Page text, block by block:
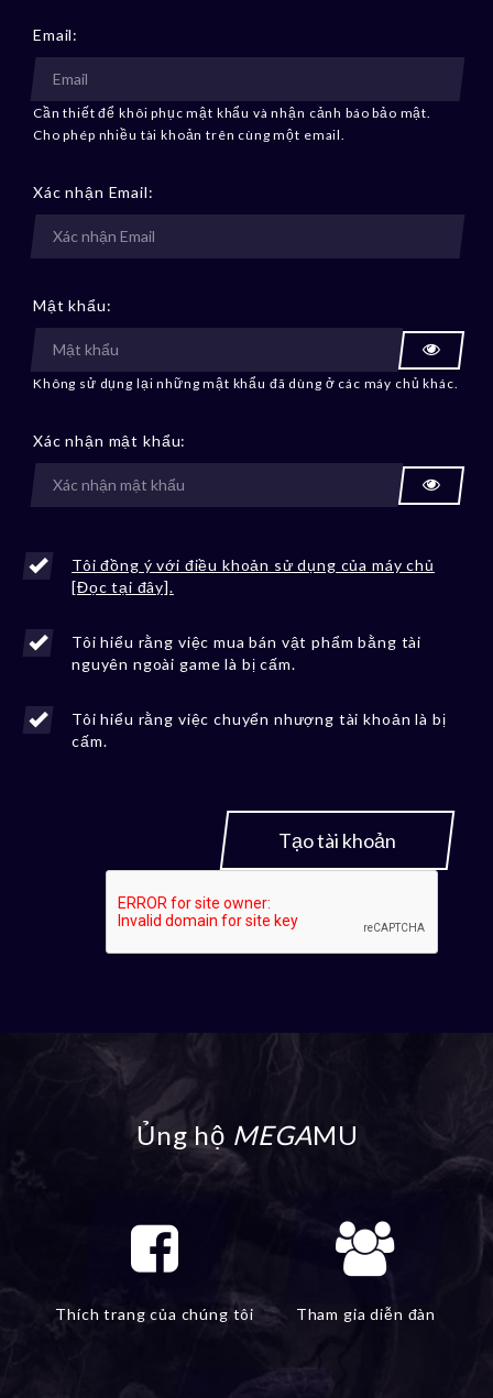
Email:
Cần thiết để khôi phục mật khẩu và nhận cảnh báo bảo mật.
Cho phép nhiều tài khoản trên cùng một email.
Xác nhận Email:
Mật khẩu:
Không sử dụng lại những mật khẩu đã dùng ở các máy chủ khác.
Xác nhận mật khẩu:
Tôi đồng ý với điều khoản sử dụng của máy chủ
[Đọc tại đây].
Tôi hiểu rằng việc mua bán vật phẩm bằng tài
nguyên ngoài game là bị cấm.
Tôi hiểu rằng việc chuyển nhượng tài khoản là bị
cấm.
Tạo tài khoản
Ủng hộ MEGAMU
Thích trang của chúng tôi Tham gia diễn đàn